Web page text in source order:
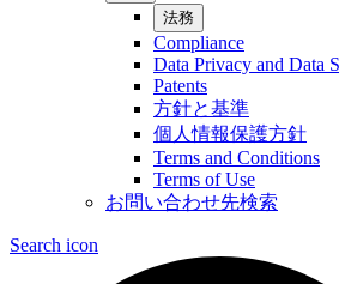
法務
Compliance
Data Privacy and Data
Patents
方針と基準
個人情報保護方針
Terms and Conditions
Terms of Use
お問い合わせ先検索
Search icon